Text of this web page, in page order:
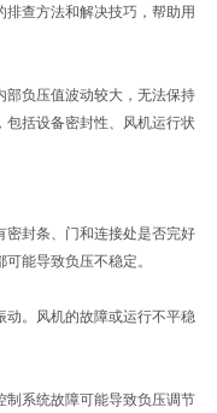
查方法和解决技巧，帮助用
负压值波动较大，无法保持
包括设备密封性、风机运行状
封条、门和连接处是否完好
能导致负压不稳定。
。风机的故障或运行不平稳
系统故障可能导致负压调节